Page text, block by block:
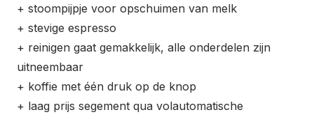
+ stoompijpje voor opschuimen van melk
+ stevige espresso
+ reinigen gaat gemakkelijk, alle onderdelen zijn
uitneembaar
+ koffie met één druk op de knop
+ laag prijs segement qua volautomatische